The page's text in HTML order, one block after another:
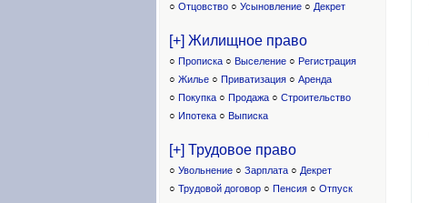
○ Отцовство ○ Усыновление ○ Декрет
[+] Жилищное право
○ Прописка ○ Выселение ○ Регистрация
○ Жилье ○ Приватизация ○ Аренда
○ Покупка ○ Продажа ○ Строительство
○ Ипотека ○ Выписка
[+] Трудовое право
○ Увольнение ○ Зарплата ○ Декрет
○ Трудовой договор ○ Пенсия ○ Отпуск